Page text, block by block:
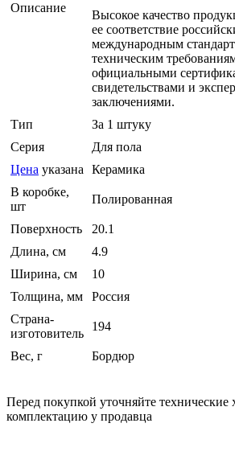
Описание
Высокое качество
ее соответствие
международным
техническим
официальными
свидетельствами и
заключениями.
Тип
За 1 штуку
Серия
Для пола
Цена указана Керамика
В коробке,
шт
Полированная
Поверхность
20.1
Длина, см
4.9
Ширина, см
10
Толщина, мм
Россия
Страна-
изготовитель
194
Вес, г Бордюр
Перед покупкой уточняйте технические
комплектацию у продавца